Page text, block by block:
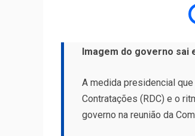
Imagem do governo sai
A medida presidencial
Contratações (RDC) e o
governo na reunião da